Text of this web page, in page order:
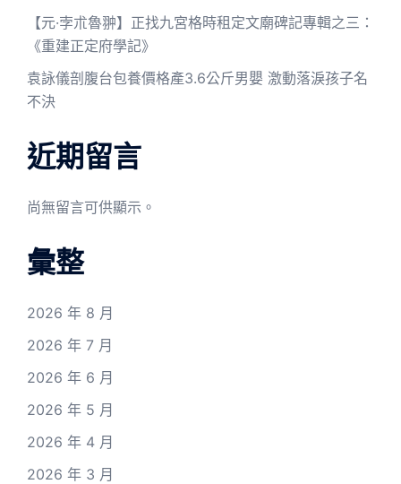
【元·孛朮魯翀】正找九宮格時租定文廟碑記專輯之三：
《重建正定府學記》
袁詠儀剖腹台包養價格產3.6公斤男嬰 激動落淚孩子名
不決
近期留言
尚無留言可供顯示。
彙整
2026 年 8 月
2026 年 7 月
2026 年 6 月
2026 年 5 月
2026 年 4 月
2026 年 3 月